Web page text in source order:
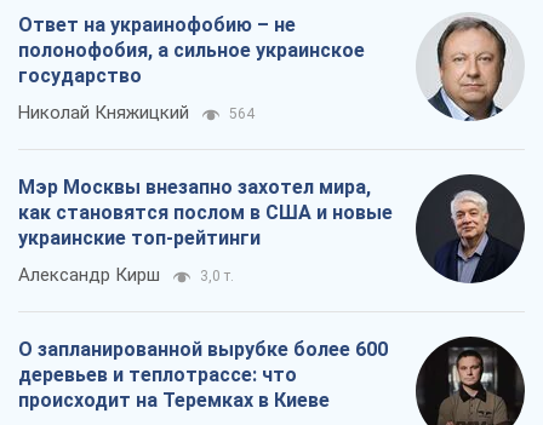
Ответ на украинофобию – не
полонофобия, а сильное украинское
государство
Николай Княжицкий 564
Мэр Москвы внезапно захотел мира,
как становятся послом в США и новые
украинские топ-рейтинги
Александр Кирш 3,0 т.
О запланированной вырубке более 600
деревьев и теплотрассе: что
происходит на Теремках в Киеве